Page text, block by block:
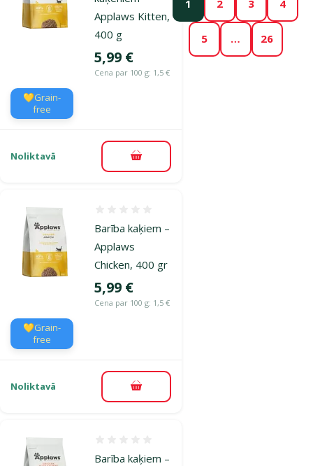
Applaws Kitten,
400 g
Cena
5,99 €
Cena par 100 g: 1,5 €
💛Grain-
free
Noliktavā Pievienot grozam
Barība kaķiem –
Applaws
Chicken, 400 gr
Cena
5,99 €
Cena par 100 g: 1,5 €
💛Grain-
free
Noliktavā Pievienot grozam
Barība kaķiem –
1 2 3 4
5 … 26